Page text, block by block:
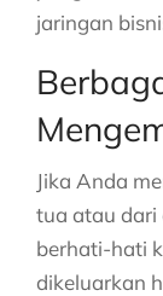
jaringan
Jika Anda
tua atau dari
berhati-hati
dikeluarkan